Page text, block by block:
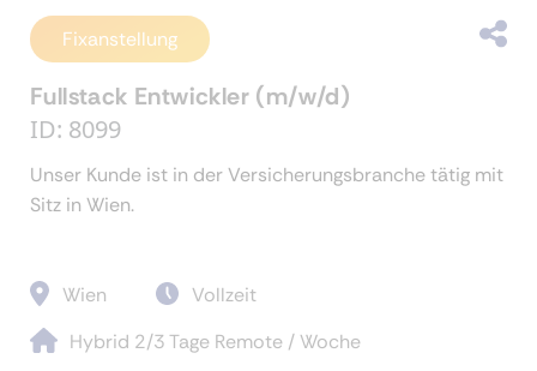
Fixanstellung
Fullstack Entwickler (m/w/d)
ID: 8099
Unser Kunde ist in der Versicherungsbranche tätig mit
Sitz in Wien.
Wien
Vollzeit
Hybrid 2/3 Tage Remote / Woche